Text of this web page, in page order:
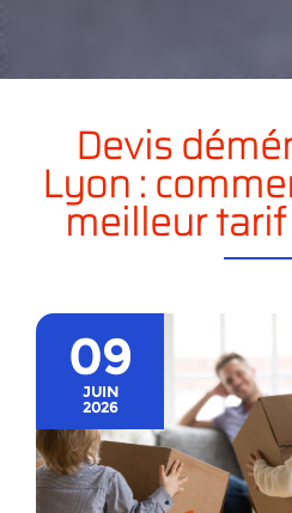
Devis
Lyon :
meilleur
09
JUIN
2026